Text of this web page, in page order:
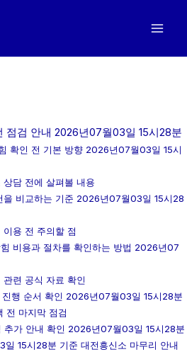
점검 안내 2026년07월03일 15시28분
확인 전 기본 방향 2026년07월03일 15시
상담 전에 살펴볼 내용
을 비교하는 기준 2026년07월03일 15시28
이용 전 주의할 점
비용과 절차를 확인하는 방법 2026년07
관련 공식 자료 확인
진행 순서 확인 2026년07월03일 15시28분
전 마지막 점검
추가 안내 확인 2026년07월03일 15시28분
15시28분 기준 대전흥신소 마무리 안내